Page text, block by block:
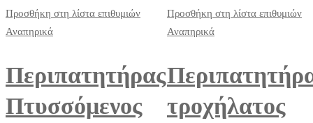
Προσθήκη στη λίστα επιθυμιών
Αναπηρικά
Περιπατητήρας
Πτυσσόμενος
Προσθήκη στη λίστα επιθυμιών
Αναπηρικά
τροχήλατος